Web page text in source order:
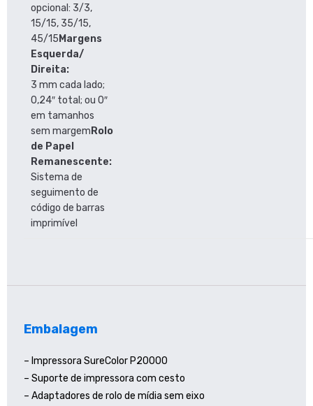
opcional: 3/3,
15/15, 35/15,
45/15 Margens
Esquerda/
Direita:
3 mm cada lado;
0,24″ total; ou 0″
em tamanhos
sem margem Rolo
de Papel
Remanescente:
Sistema de
seguimento de
código de barras
imprimível
Embalagem
– Impressora SureColor P20000
– Suporte de impressora com cesto
– Adaptadores de rolo de mídia sem eixo